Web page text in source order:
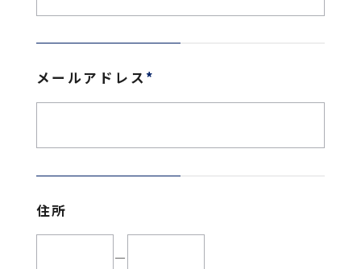
メールアドレス *
住所
－